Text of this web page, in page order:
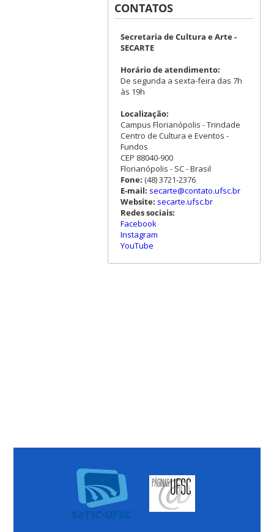
CONTATOS
Secretaria de Cultura e Arte -
SECARTE
Horário de atendimento:
De segunda a sexta-feira das 7h
às 19h
Localização:
Campus Florianópolis - Trindade
Centro de Cultura e Eventos -
Fundos
CEP 88040-900
Florianópolis - SC - Brasil
Fone: (48) 3721-2376
E-mail: secarte@contato.ufsc.br
Website: secarte.ufsc.br
Redes sociais:
Facebook
Instagram
YouTube